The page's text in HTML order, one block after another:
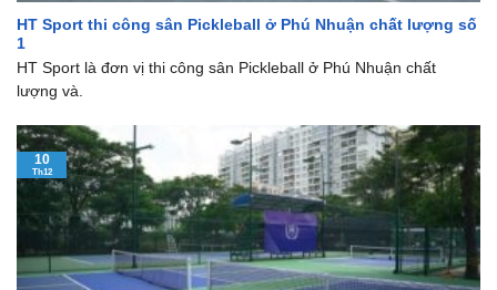
HT Sport thi công sân Pickleball ở Phú Nhuận chất lượng số
1
HT Sport là đơn vị thi công sân Pickleball ở Phú Nhuận chất
lượng và.
10
Th12